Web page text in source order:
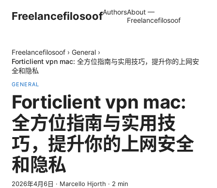
FreelancefilosoofAuthorsAbout —
Freelancefilosoof
Freelancefilosoof › General ›
Forticlient vpn mac: 全方位指南与实用技巧，提升你的上网安
全和隐私
GENERAL
Forticlient vpn mac:
全方位指南与实用技
巧，提升你的上网安全
和隐私
2026年4月6日 · Marcello Hjorth · 2 min